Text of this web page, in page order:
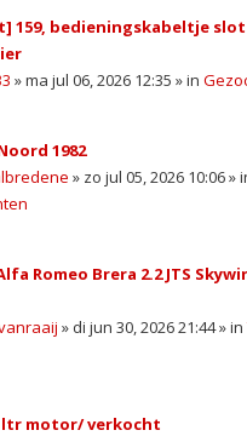
159, bedieningskabeltje slot
» ma jul 06, 2026 12:35 » in
1982
» zo jul 05, 2026 10:06 »
Romeo Brera 2.2 JTS
» di jun 30, 2026 21:44 » in
motor/ verkocht